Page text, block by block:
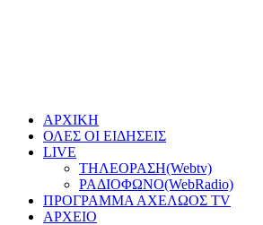
ΑΡΧΙΚΗ
ΟΛΕΣ ΟΙ ΕΙΔΗΣΕΙΣ
LIVE
ΤΗΛΕΟΡΑΣΗ(Webtv)
ΡΑΔΙΟΦΩΝΟ(WebRadio)
ΠΡΟΓΡΑΜΜΑ ΑΧΕΛΩΟΣ TV
ΑΡΧΕΙΟ